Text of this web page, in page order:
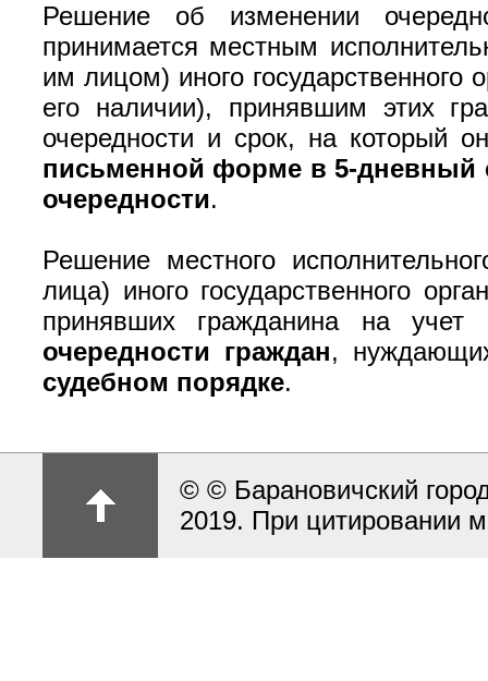
Решение об изменении
принимается местным
им лицом) иного
его наличии), принявшим этих
очередности и срок, на который
письменной форме в 5-дневный
очередности.
Решение местного
лица) иного государственного
принявших гражданина на
очередности граждан,
судебном порядке.
© © Барановичский
2019. При цитировании